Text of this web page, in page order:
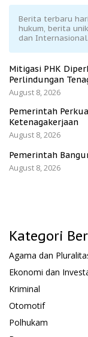
Berita terbaru
hukum, berita
dan Internasional.
Mitigasi PHK
Perlindungan
August 8, 2026
Pemerintah
Ketenagakerjaan
August 8, 2026
Pemerintah
August 8, 2026
Kategori
Agama dan
Ekonomi dan
Kriminal
Otomotif
Polhukam